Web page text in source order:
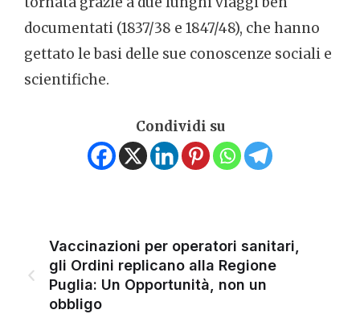
documentati (1837/38 e 1847/48), che hanno
gettato le basi delle sue conoscenze sociali e
scientifiche.
Condividi su
Vaccinazioni per operatori sanitari,
gli Ordini replicano alla Regione
Puglia: Un Opportunità, non un
obbligo